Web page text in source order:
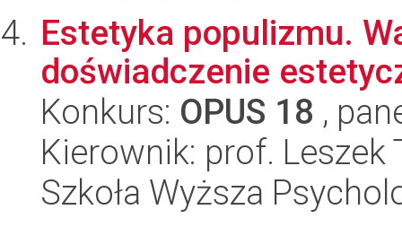
Estetyka populizmu.
doświadczenie
Konkurs: OPUS 18 ,
Kierownik: prof. Leszek
Szkoła Wyższa